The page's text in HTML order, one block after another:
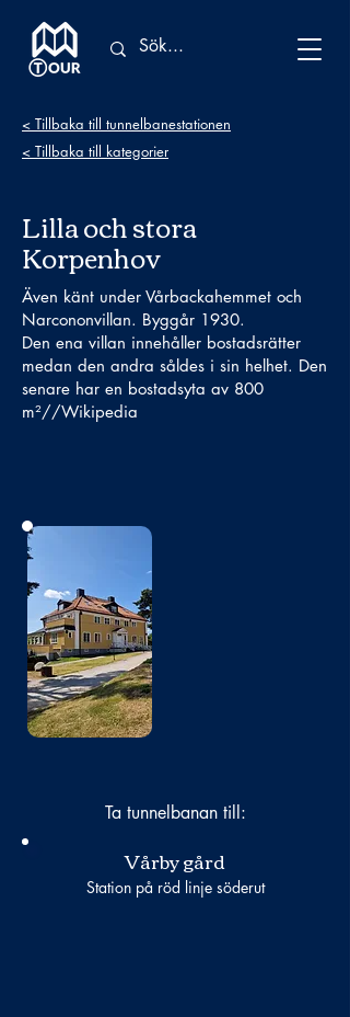
< Tillbaka till tunnelbanestationen
< Tillbaka till kategorier
Lilla och stora
Korpenhov
Även känt under Vårbackahemmet och
Narcononvillan. Byggår 1930.
Den ena villan innehåller bostadsrätter
medan den andra såldes i sin helhet. Den
senare har en bostadsyta av 800
m²//Wikipedia
Bild
saknas
Ta tunnelbanan till:
Vårby gård
Station på röd linje söderut